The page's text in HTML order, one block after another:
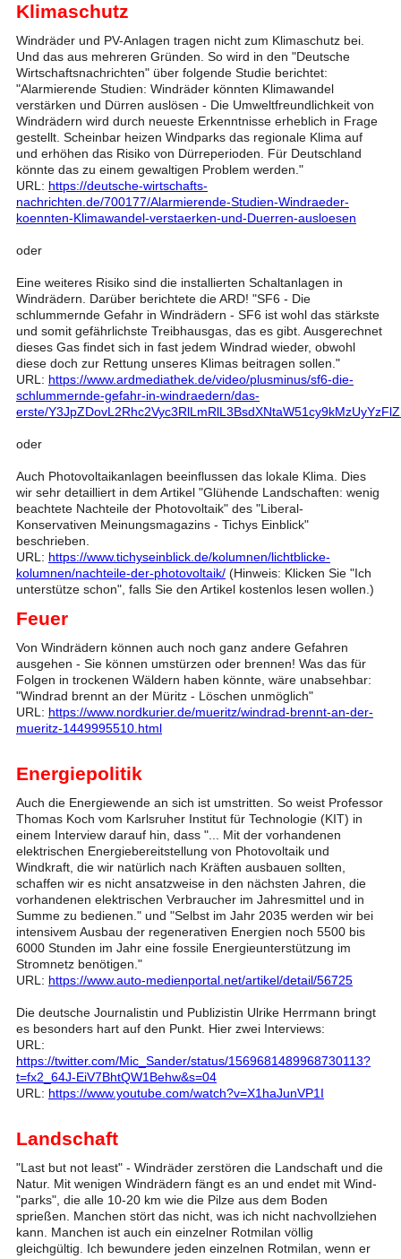
Klimaschutz
Windräder und PV-Anlagen tragen nicht zum Klimaschutz bei.
Und das aus mehreren Gründen. So wird in den "Deutsche
Wirtschaftsnachrichten" über folgende Studie berichtet:
"Alarmierende Studien: Windräder könnten Klimawandel
verstärken und Dürren auslösen - Die Umweltfreundlichkeit von
Windrädern wird durch neueste Erkenntnisse erheblich in Frage
gestellt. Scheinbar heizen Windparks das regionale Klima auf
und erhöhen das Risiko von Dürreperioden. Für Deutschland
könnte das zu einem gewaltigen Problem werden."
URL: https://deutsche-wirtschafts-
nachrichten.de/700177/Alarmierende-Studien-Windraeder-
koennten-Klimawandel-verstaerken-und-Duerren-ausloesen
oder
Eine weiteres Risiko sind die installierten Schaltanlagen in
Windrädern. Darüber berichtete die ARD! "SF6 - Die
schlummernde Gefahr in Windrädern - SF6 ist wohl das stärkste
und somit gefährlichste Treibhausgas, das es gibt. Ausgerechnet
dieses Gas findet sich in fast jedem Windrad wieder, obwohl
diese doch zur Rettung unseres Klimas beitragen sollen."
URL: https://www.ardmediathek.de/video/plusminus/sf6-die-
schlummernde-gefahr-in-windraedern/das-
erste/
oder
Auch Photovoltaikanlagen beeinflussen das lokale Klima. Dies
wir sehr detailliert in dem Artikel "Glühende Landschaften: wenig
beachtete Nachteile der Photovoltaik" des "Liberal-
Konservativen Meinungsmagazins - Tichys Einblick"
beschrieben.
URL: https://www.tichyseinblick.de/kolumnen/lichtblicke-
kolumnen/nachteile-der-photovoltaik/ (Hinweis: Klicken Sie "Ich
unterstütze schon", falls Sie den Artikel kostenlos lesen wollen.)
Feuer
Von Windrädern können auch noch ganz andere Gefahren
ausgehen - Sie können umstürzen oder brennen! Was das für
Folgen in trockenen Wäldern haben könnte, wäre unabsehbar:
"Windrad brennt an der Müritz - Löschen unmöglich"
URL: https://www.nordkurier.de/mueritz/windrad-brennt-an-der-
mueritz-1449995510.html
Energiepolitik
Auch die Energiewende an sich ist umstritten. So weist Professor
Thomas Koch vom Karlsruher Institut für Technologie (KIT) in
einem Interview darauf hin, dass "... Mit der vorhandenen
elektrischen Energiebereitstellung von Photovoltaik und
Windkraft, die wir natürlich nach Kräften ausbauen sollten,
schaffen wir es nicht ansatzweise in den nächsten Jahren, die
vorhandenen elektrischen Verbraucher im Jahresmittel und in
Summe zu bedienen." und "Selbst im Jahr 2035 werden wir bei
intensivem Ausbau der regenerativen Energien noch 5500 bis
6000 Stunden im Jahr eine fossile Energieunterstützung im
Stromnetz benötigen."
URL: https://www.auto-medienportal.net/artikel/detail/56725
Die deutsche Journalistin und Publizistin Ulrike Herrmann bringt
es besonders hart auf den Punkt. Hier zwei Interviews:
URL:
https://twitter.com/Mic_Sander/status/1569681489968730113?
t=fx2_64J-EiV7BhtQW1Behw&s=04
URL: https://www.youtube.com/watch?v=X1haJunVP1I
Landschaft
"Last but not least" - Windräder zerstören die Landschaft und die
Natur. Mit wenigen Windrädern fängt es an und endet mit Wind-
"parks", die alle 10-20 km wie die Pilze aus dem Boden
sprießen. Manchen stört das nicht, was ich nicht nachvollziehen
kann. Manchen ist auch ein einzelner Rotmilan völlig
gleichgültig. Ich bewundere jeden einzelnen Rotmilan, wenn er